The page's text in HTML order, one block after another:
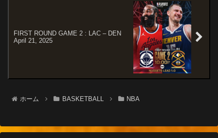
FIRST ROUND GAME 2 : LAC – DEN
April 21, 2025
ホーム BASKETBALL NBA